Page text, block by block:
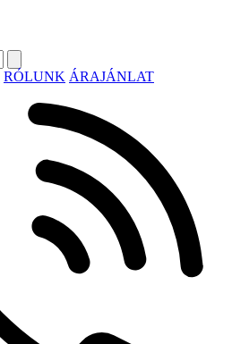
RÓLUNK ÁRAJÁNLAT